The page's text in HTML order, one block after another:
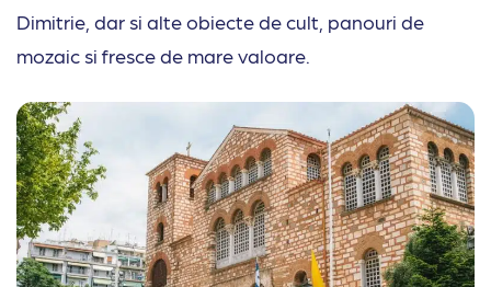
Dimitrie, dar si alte obiecte de cult, panouri de
mozaic si fresce de mare valoare.